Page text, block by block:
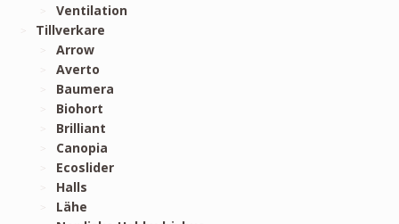
Ventilation
Tillverkare
Arrow
Averto
Baumera
Biohort
Brilliant
Canopia
Ecoslider
Halls
Lähe